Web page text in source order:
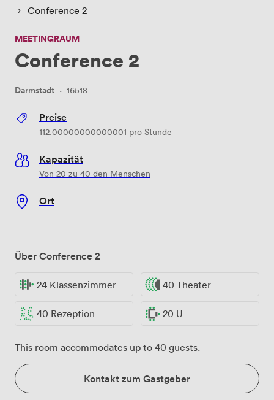
› Conference 2
MEETINGRAUM
Conference 2
Darmstadt · 16518
Preise
112.00000000000001 pro Stunde
Kapazität
Von 20 zu 40 den Menschen
Ort
Über Conference 2
24 Klassenzimmer 40 Theater
40 Rezeption 20 U
This room accommodates up to 40 guests.
Kontakt zum Gastgeber